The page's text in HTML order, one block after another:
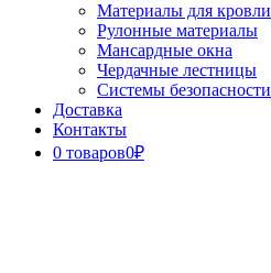
Материалы для кровли
Рулонные материалы
Мансардные окна
Чердачные лестницы
Системы безопасности
Доставка
Контакты
0 товаров0₽